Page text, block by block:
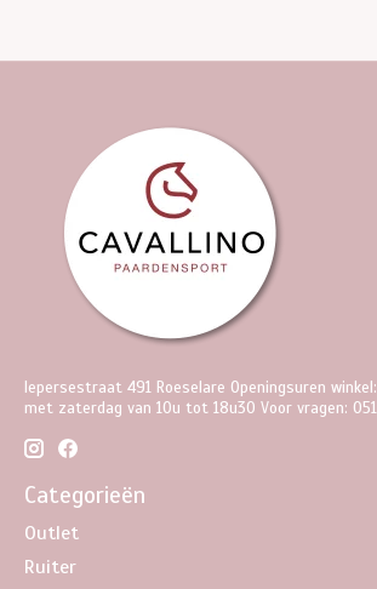
Iepersestraat 491 Roeselare Openingsuren
met zaterdag van 10u tot 18u30 Voor vragen:
Categorieën
Outlet
Ruiter